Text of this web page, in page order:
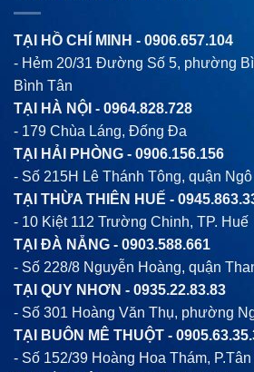
TẠI HỒ CHÍ MINH - 0906.657.104
- Hẻm 20/31 Đường Số 5, phường
Bình Tân
TẠI HÀ NỘI - 0964.828.728
- 179 Chùa Láng, Đống Đa
TẠI HẢI PHÒNG - 0906.156.156
- Số 215H Lê Thánh Tông, quận
TẠI THỪA THIÊN HUẾ -
- 10 Kiệt 112 Trường Chinh, TP. Huế
TẠI ĐÀ NẴNG - 0903.588.661
- Số 228/8 Nguyễn Hoàng, quận
TẠI QUY NHƠN - 0935.22.83.83
- Số 301 Hoàng Văn Thụ, phường
TẠI BUÔN MÊ THUỘT -
- Số 152/39 Hoàng Hoa Thám, P.Tân